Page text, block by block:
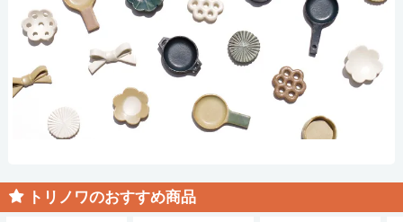
トリノワのおすすめ商品